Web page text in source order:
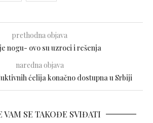
prethodna objava
nogu- ovo su uzroci i rešenja
naredna objava
ćelija konačno dostupna u Srbiji
VAM SE TAKOĐE SVIĐATI